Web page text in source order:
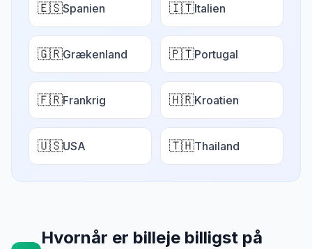
🇪🇸Spanien 🇮🇹Italien
🇬🇷Grækenland 🇵🇹Portugal
🇫🇷Frankrig 🇭🇷Kroatien
🇺🇸USA 🇹🇭Thailand
Hvornår er billeje billigst på